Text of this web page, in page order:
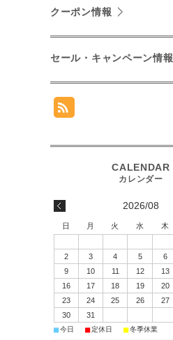
クーポン情報
セール・キャンペーン情報
2026/08
日 月 火 水 木
2
3 4 5 6
9
10 11 12 13
16
17 18 19 20
23
24 25 26 27
30
31
■今日 ■定休日 ■冬季休業